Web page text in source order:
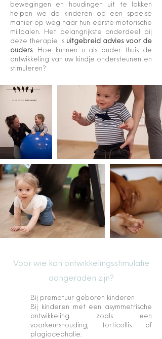
bewegingen en houdingen uit te lokken
helpen we de kinderen op een speelse
manier op weg naar hun eerste motorische
mijlpalen. Het belangrijkste onderdeel bij
deze therapie is uitgebreid advies voor de
ouders. Hoe kunnen u als ouder thuis de
ontwikkeling van uw kindje ondersteunen en
stimuleren?
Voor wie kan ontwikkelingsstimulatie
aangeraden zijn?
Bij prematuur geboren kinderen
Bij kinderen met een asymmetrische
ontwikkeling zoals een
voorkeurshouding, torticollis of
plagiocephalie.